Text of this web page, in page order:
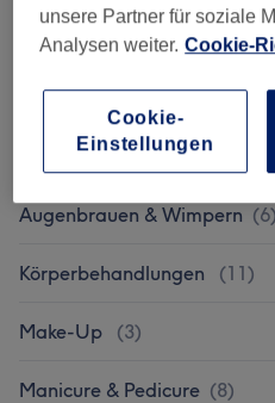
Babor Akne
Apparative
Zur Gesichtspflege Zubuchbar
Augenbrauen & Wimpern (6)
Körperbehandlungen (11)
Make-Up (3)
Manicure & Pedicure (8)
unsere Partner für soziale
Analysen weiter. Cookie-
Cookie-
Einstellungen